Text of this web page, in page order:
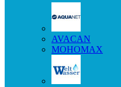
AVACAN
МОНОМАХ